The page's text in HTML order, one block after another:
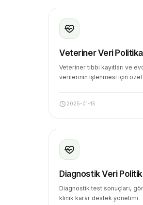
Veteriner Veri
Veteriner tıbbi kayıtları ve
verilerinin işlenmesi için
2025-01-15
Diagnostik Veri
Diagnostik test sonuçları,
klinik karar destek yönetimi